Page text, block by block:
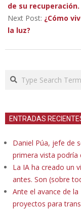
de su recuperación.
Next Post: ¿Cómo
la luz?
Search
ENTRADAS
Daniel Púa, jefe de
primera vista podría
La IA ha creado un
antes. Son (sobre
Ante el avance de
proyectos para